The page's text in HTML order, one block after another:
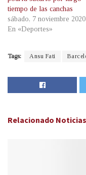
tiempo de las canchas
sábado, 7 noviembre
En «Deportes»
Tags: Ansu Fati
Relacionado Noticias